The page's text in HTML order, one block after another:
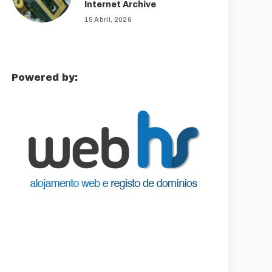
Internet Archive
15 Abril, 2026
Powered by: